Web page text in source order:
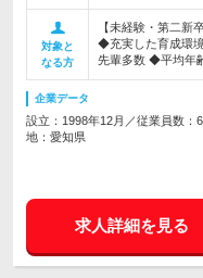
対象と
なる方
【未経験・第二
◆充実した育成環
先輩多数 ◆平均年
企業データ
設立：1998年12月／従業員数：
地：愛知県
求人詳細を見る